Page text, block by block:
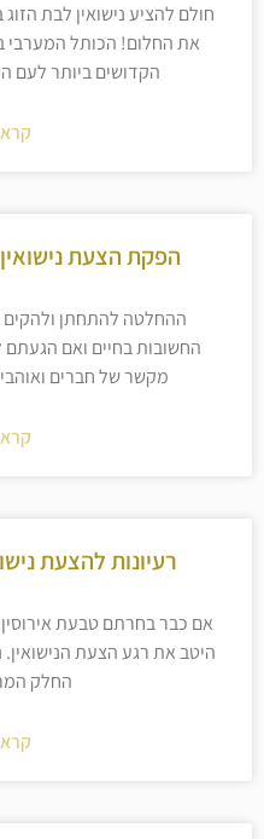
חולם להציע נישואין לבת
את החלום! הכותל המערבי
הקדושים ביותר לעם
הפקת הצעת
ההחלטה להתחתן
החשובות בחיים ואם
מקשר של חברים
רעיונות להצעת
אם כבר בחרתם טבעת
היטב את רגע הצעת הנישואין.
החלק